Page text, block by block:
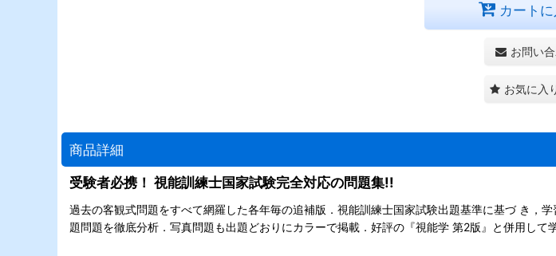
カート
お問い
お気に入
商品詳細
受験者必携！ 視能訓練士国家試験完全対応の問題集!!
過去の客観式問題をすべて網羅した各年毎の追補版．視能訓練士国家試験出題基準に基づ き，
題問題を徹底分析．写真問題も出題どおりにカラーで掲載．好評の『視能学 第2版』と併用して